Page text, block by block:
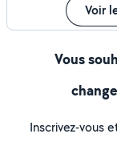
Voir
Vous
Inscrivez-vous